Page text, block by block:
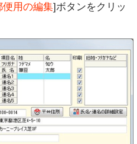
便用の編集]ボタンをクリッ